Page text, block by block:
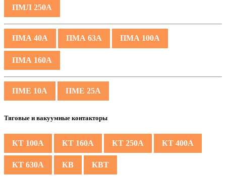
ПМЛ 250А
ПМА 40А ПМА 63А ПМА 100А
ПМА 160А
ПМЕ 10А ПМЕ 25А
Тяговые и вакуумные контакторы
КТ 100А КТ 160А КТ 250А КТ 400А
КТ 630А КВ КВТ